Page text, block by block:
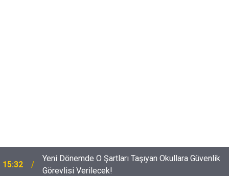
15:32
Yeni Dönemde O Şartları Taşıyan Okullara Güvenlik
Görevlisi Verilecek!